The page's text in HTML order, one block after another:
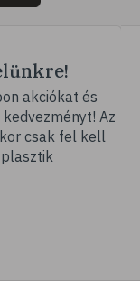
akciókat és
Az
csak fel kell